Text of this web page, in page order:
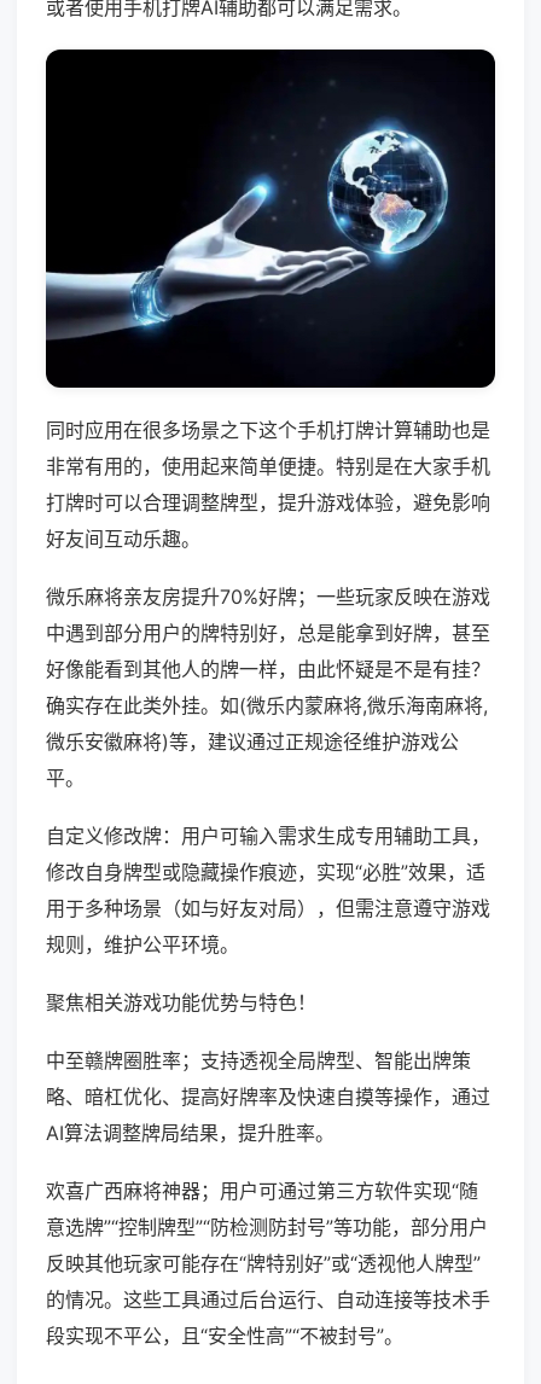
或者使用手机打牌AI辅助都可以满足需求。
同时应用在很多场景之下这个手机打牌计算辅助也是
非常有用的，使用起来简单便捷。特别是在大家手机
打牌时可以合理调整牌型，提升游戏体验，避免影响
好友间互动乐趣。
微乐麻将亲友房提升70%好牌；一些玩家反映在游戏
中遇到部分用户的牌特别好，总是能拿到好牌，甚至
好像能看到其他人的牌一样，由此怀疑是不是有挂？
确实存在此类外挂。如(微乐内蒙麻将,微乐海南麻将,
微乐安徽麻将)等，建议通过正规途径维护游戏公
平。
自定义修改牌：用户可输入需求生成专用辅助工具，
修改自身牌型或隐藏操作痕迹，实现“必胜”效果，适
用于多种场景（如与好友对局），但需注意遵守游戏
规则，维护公平环境。
聚焦相关游戏功能优势与特色！
中至赣牌圈胜率；支持透视全局牌型、智能出牌策
略、暗杠优化、提高好牌率及快速自摸等操作，通过
AI算法调整牌局结果，提升胜率。
欢喜广西麻将神器；用户可通过第三方软件实现“随
意选牌”“控制牌型”“防检测防封号”等功能，部分用户
反映其他玩家可能存在“牌特别好”或“透视他人牌型”
的情况。这些工具通过后台运行、自动连接等技术手
段实现不平公，且“安全性高”“不被封号”。